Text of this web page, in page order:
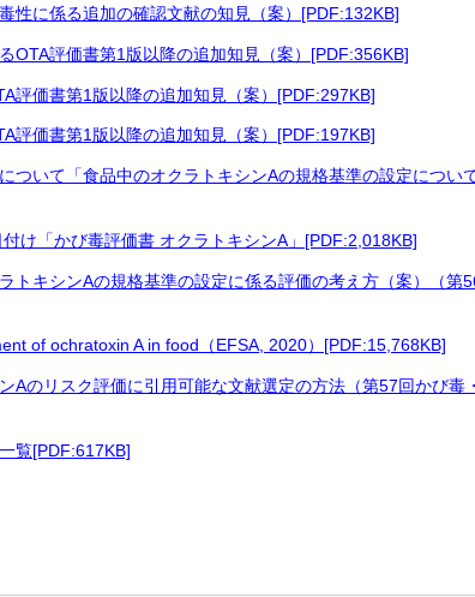
性に係る追加の確認文献の知見（案）[PDF:132KB]
OTA評価書第1版以降の追加知見（案）[PDF:356KB]
評価書第1版以降の追加知見（案）[PDF:297KB]
評価書第1版以降の追加知見（案）[PDF:197KB]
ついて「食品中のオクラトキシンAの規格基準の設定につい
け「かび毒評価書 オクラトキシンA」[PDF:2,018KB]
トキシンAの規格基準の設定に係る評価の考え方（案）（第
of ochratoxin A in food（EFSA, 2020）[PDF:15,768KB]
Aのリスク評価に引用可能な文献選定の方法（第57回かび
覧[PDF:617KB]